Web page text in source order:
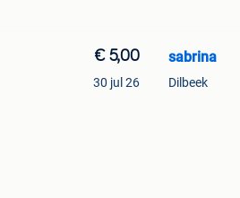
€ 5,00
30 jul 26
sabrina
Dilbeek